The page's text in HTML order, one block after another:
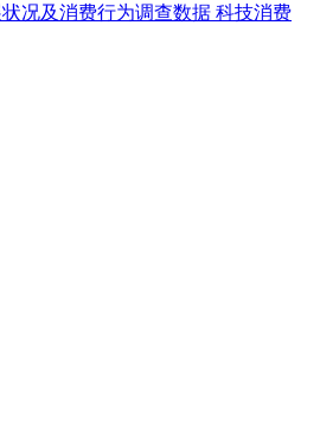
况及消费行为调查数据 科技消费